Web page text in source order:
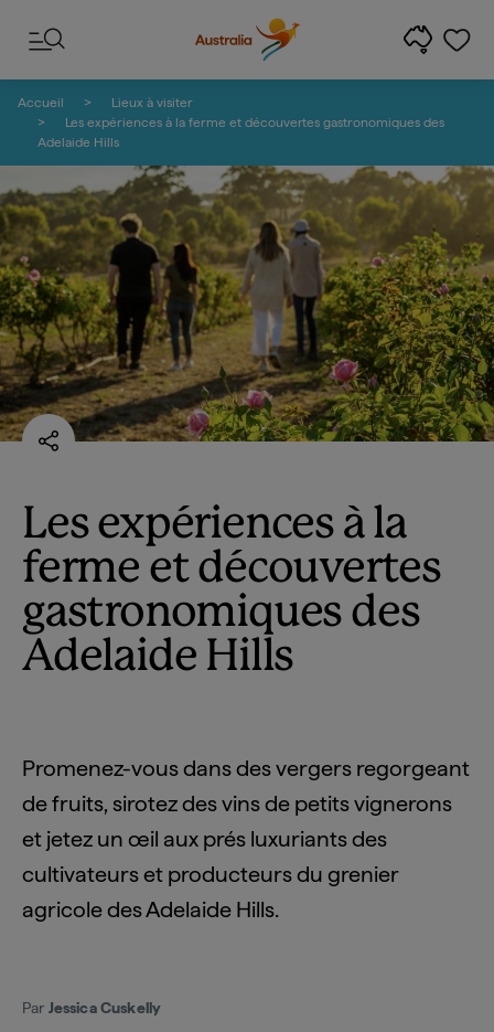
Accueil
Lieux à visiter
Les expériences à la ferme et découvertes gastronomiques des
Adelaide Hills
Les expériences à la
ferme et découvertes
gastronomiques des
Adelaide Hills
Promenez-vous dans des vergers regorgeant
de fruits, sirotez des vins de petits vignerons
et jetez un œil aux prés luxuriants des
cultivateurs et producteurs du grenier
agricole des Adelaide Hills.
Par Jessica Cuskelly